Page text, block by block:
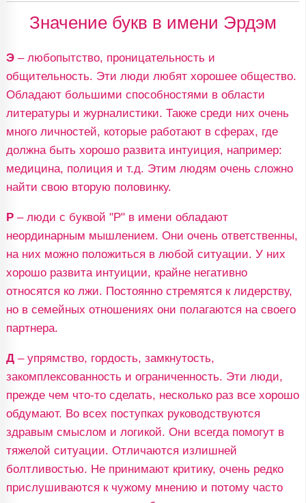
Значение букв в имени Эрдэм
Э– любопытство, проницательность и
общительность. Эти люди любят хорошее общество.
Обладают большими способностями в области
литературы и журналистики. Также среди них очень
много личностей, которые работают в сферах, где
должна быть хорошо развита интуиция, например:
медицина, полиция и т.д. Этим людям очень сложно
найти свою вторую половинку.
Р– люди с буквой "Р" в имени обладают
неординарным мышлением. Они очень ответственны,
на них можно положиться в любой ситуации. У них
хорошо развита интуиции, крайне негативно
относятся ко лжи. Постоянно стремятся к лидерству,
но в семейных отношениях они полагаются на своего
партнера.
Д– упрямство, гордость, замкнутость,
закомплексованность и ограниченность. Эти люди,
прежде чем что-то сделать, несколько раз все хорошо
обдумают. Во всех поступках руководствуются
здравым смыслом и логикой. Они всегда помогут в
тяжелой ситуации. Отличаются излишней
болтливостью. Не принимают критику, очень редко
прислушиваются к чужому мнению и потому часто